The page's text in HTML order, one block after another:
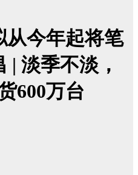
从今年起将笔
| 淡季不淡，
600万台